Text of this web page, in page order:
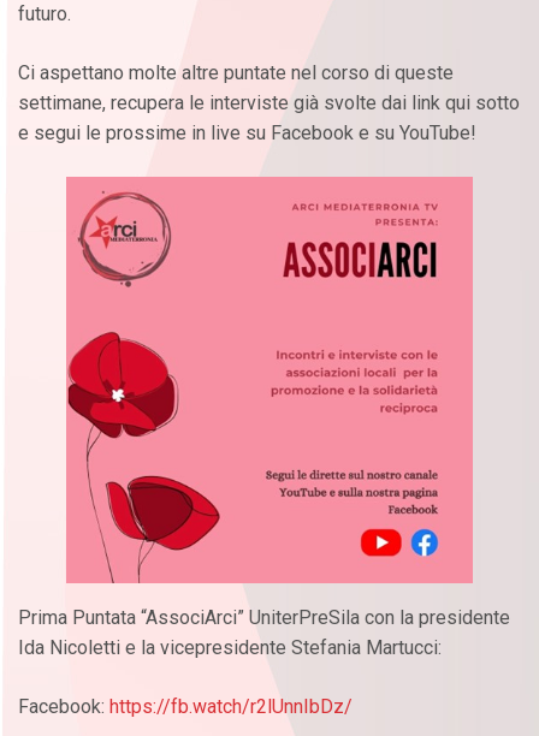
futuro.
Ci aspettano molte altre puntate nel corso di queste
settimane, recupera le interviste già svolte dai link qui sotto
e segui le prossime in live su Facebook e su YouTube!
Prima Puntata “AssociArci” UniterPreSila con la presidente
Ida Nicoletti e la vicepresidente Stefania Martucci:
Facebook: https://fb.watch/r2lUnnIbDz/